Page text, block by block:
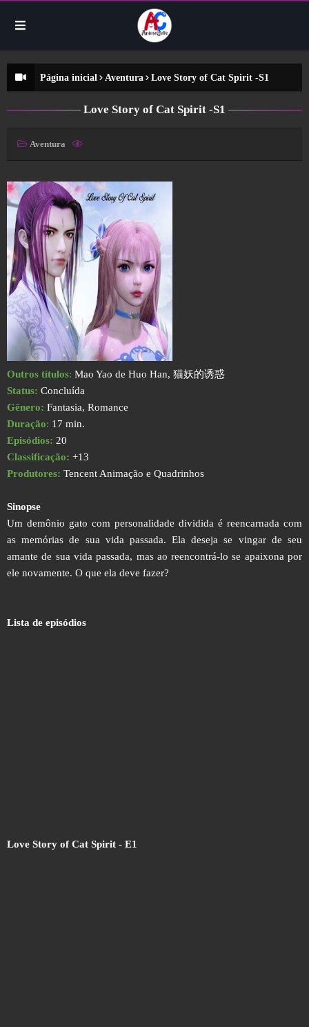
Página inicial Aventura Love Story of Cat Spirit -S1
Love Story of Cat Spirit -S1
Aventura
Outros títulos: Mao Yao de Huo Han, 猫妖的诱惑
Status: Concluída
Gênero: Fantasia, Romance
Duração: 17 min.
Episódios: 20
Classificação: +13
Produtores: Tencent Animação e Quadrinhos
Sinopse
Um demônio gato com personalidade dividida é reencarnada com
as memórias de sua vida passada. Ela deseja se vingar de seu
amante de sua vida passada, mas ao reencontrá-lo se apaixona por
ele novamente. O que ela deve fazer?
Lista de episódios
Love Story of Cat Spirit - E1